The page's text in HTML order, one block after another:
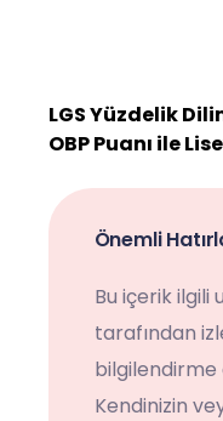
LGS Yüzdelik
OBP Puanı ile
Önemli
Bu içerik ilgili
tarafından
bilgilendirme
Kendinizin